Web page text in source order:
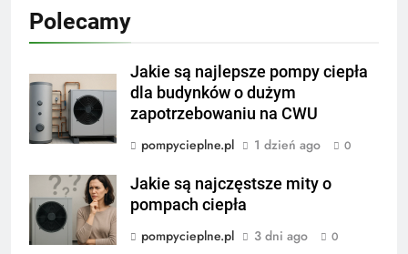
Polecamy
Jakie są najlepsze pompy ciepła
dla budynków o dużym
zapotrzebowaniu na CWU
pompycieplne.pl
1 dzień ago 0
Jakie są najczęstsze mity o
pompach ciepła
pompycieplne.pl
3 dni ago 0